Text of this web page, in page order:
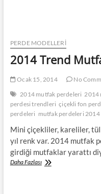
PERDE MODELLERI
2014 Trend
Ocak 15, 2014
No
2014 mutfak perdeleri 2014
perdesi trendleri çiçekli fon
perdeleri mutfak perdeleri 2014
Mini çiçekliler, kareliler,
yıl renk var. 2014 mutfak
girdiği mutfaklar yarattı
Daha Fazlası2014